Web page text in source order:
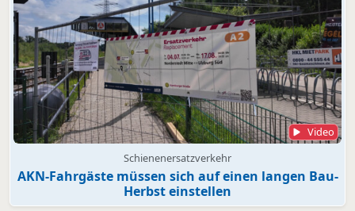
Video
Schienenersatzverkehr
AKN-Fahrgäste müssen sich auf einen langen Bau-
Herbst einstellen